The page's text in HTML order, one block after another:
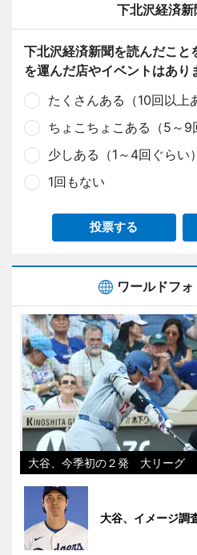
下北沢経済
下北沢経済新聞を読んだこと
を運んだ店やイベントはあり
たくさんある（10回以上
ちょこちょこある（5～9
少しある（1～4回ぐらい）
1回もない
投票する
ワールドフ
大谷、今季初の２発 大リーグ
大谷、イメージ調